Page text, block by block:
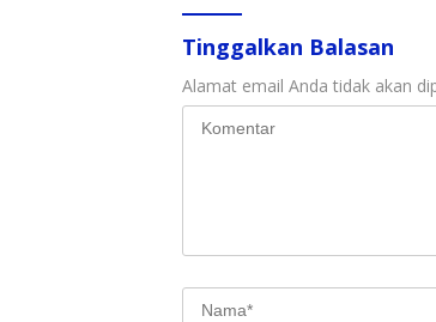
Tinggalkan Balasan
Alamat email Anda tidak akan